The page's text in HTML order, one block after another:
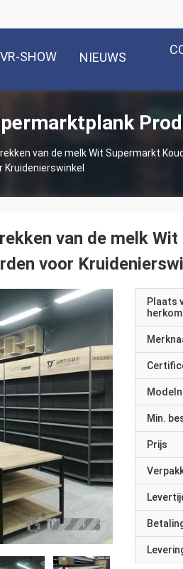
VR-SHOW NIEUWS
van de melk Wit Supermarkt
Kruidenierswinkel
van de melk
voor
Plaats
Min.
Prijs